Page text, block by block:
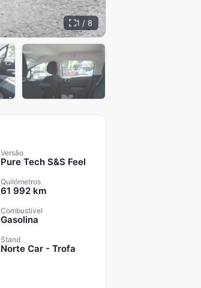
1 / 8
Versão
Pure Tech S&S Feel
Quilómetros
61 992 km
Combustível
Gasolina
Stand
Norte Car - Trofa